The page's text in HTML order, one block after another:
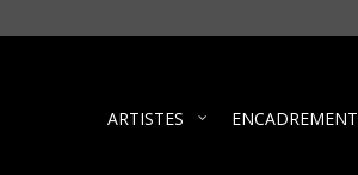
ARTISTES ENCADREMENT